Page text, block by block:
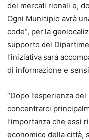
dei mercati rionali e,
Ogni Municipio avrà
code”, per la
supporto del
l’iniziativa sarà
di informazione e
“Dopo l’esperienza
concentrarci
l’importanza che essi
economico della città,